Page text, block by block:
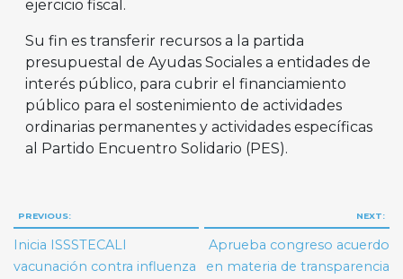
ejercicio fiscal.
Su fin es transferir recursos a la partida
presupuestal de Ayudas Sociales a entidades de
interés público, para cubrir el financiamiento
público para el sostenimiento de actividades
ordinarias permanentes y actividades específicas
al Partido Encuentro Solidario (PES).
Navegación
de
entradas
PREVIOUS:
Inicia ISSSTECALI
vacunación contra influenza
NEXT:
Aprueba congreso acuerdo
en materia de transparencia